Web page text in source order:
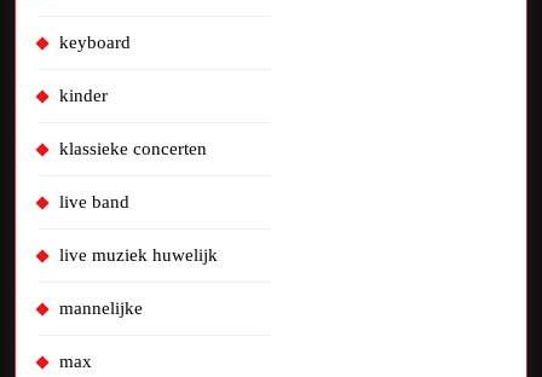
keyboard
kinder
klassieke concerten
live band
live muziek huwelijk
mannelijke
max